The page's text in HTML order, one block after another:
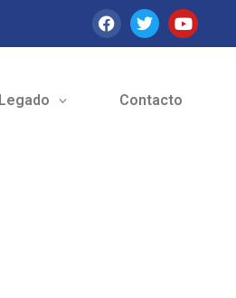
Legado Contacto